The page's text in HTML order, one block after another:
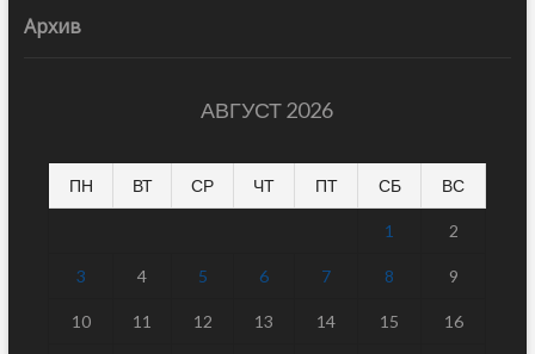
Архив
АВГУСТ 2026
ПН ВТ СР ЧТ ПТ СБ ВС
1 2
3 4 5 6 7 8 9
10 11 12 13 14 15 16